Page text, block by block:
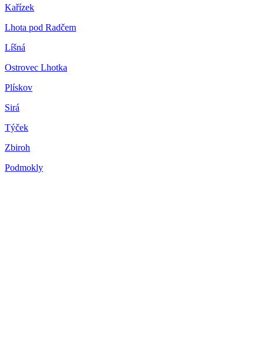
Kařízek
Lhota pod Radčem
Líšná
Ostrovec Lhotka
Plískov
Sirá
Týček
Zbiroh
Podmokly